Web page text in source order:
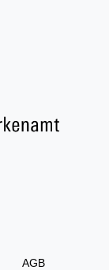
AGB